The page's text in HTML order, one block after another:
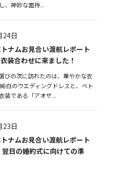
、神妙な面持...
24日
ナムお見合い渡航レポート
装合わせに来ました！
びの次に訪れたのは、華やかな衣
白のウエディングドレスと、ベト
装である「アオザ...
23日
ナムお見合い渡航レポート
日の婚約式に向けての準